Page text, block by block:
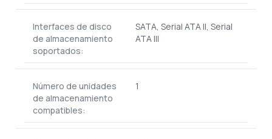
Interfaces de disco
de almacenamiento
soportados:
SATA, Serial ATA II, Serial
ATA III
Número de unidades
de almacenamiento
compatibles:
1